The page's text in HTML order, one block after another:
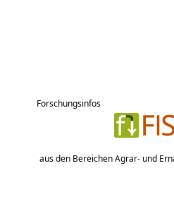
Forschungsinfos
aus den Bereichen Agrar- und